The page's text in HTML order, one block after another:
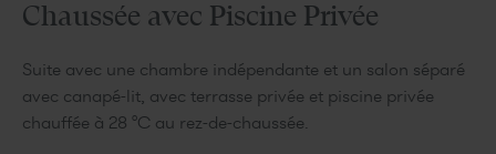
Chaussée avec Piscine Privée
Suite avec une chambre indépendante et un salon séparé
avec canapé-lit, avec terrasse privée et piscine privée
chauffée à 28 °C au rez-de-chaussée.